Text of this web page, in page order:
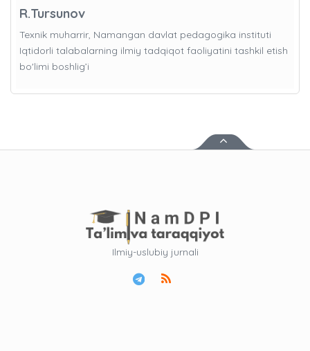
R.Tursunov
Texnik muharrir, Namangan davlat pedagogika instituti
Iqtidorli talabalarning ilmiy tadqiqot faoliyatini tashkil etish
bo'limi boshlig’i
Ilmiy-uslubiy jurnali